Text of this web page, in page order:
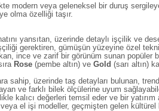
modern veya geleneksel bir duruş
olma özelliği taşır.
yansıtan, üzerinde detaylı işçilik ve
gerektiren, gümüşün yüzeyine özel
ince ve zarif bir görünüm sunan popüler
Rose (pembe altın) ve Gold (sarı altın)
sahip, üzerinde taş detayları bulunan,
ve farklı bilek ölçülerine uyum
kalıcı değerleri temsil eder ve bir
el işi modeller, geçmişten gelen